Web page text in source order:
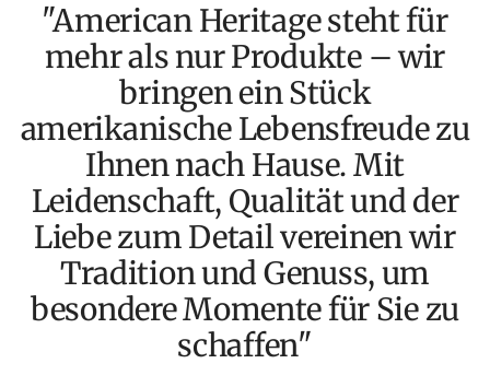
"American Heritage steht für
mehr als nur Produkte – wir
bringen ein Stück
amerikanische Lebensfreude zu
Ihnen nach Hause. Mit
Leidenschaft, Qualität und der
Liebe zum Detail vereinen wir
Tradition und Genuss, um
besondere Momente für Sie zu
schaffen"